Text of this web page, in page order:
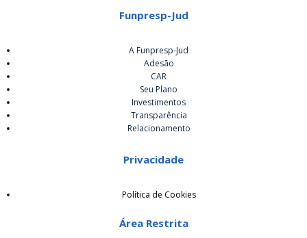
Funpresp-Jud
A Funpresp-Jud
Adesão
CAR
Seu Plano
Investimentos
Transparência
Relacionamento
Privacidade
Política de Cookies
Área Restrita